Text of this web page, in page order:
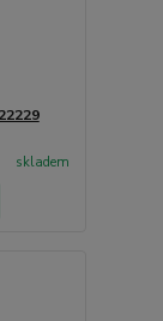
skladem